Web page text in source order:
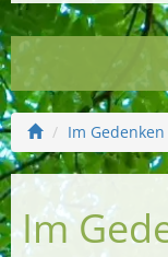
Im Gedenken
Im